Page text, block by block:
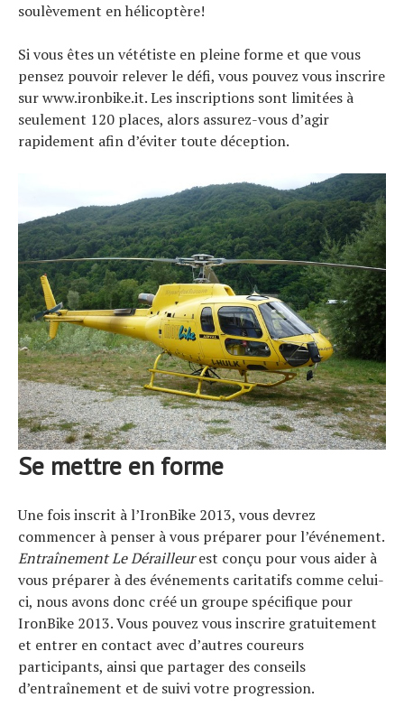
soulèvement en hélicoptère!
Si vous êtes un vététiste en pleine forme et que vous
pensez pouvoir relever le défi, vous pouvez vous inscrire
sur www.ironbike.it. Les inscriptions sont limitées à
seulement 120 places, alors assurez-vous d’agir
rapidement afin d’éviter toute déception.
Se mettre en forme
Une fois inscrit à l’IronBike 2013, vous devrez
commencer à penser à vous préparer pour l’événement.
Entraînement Le Dérailleurest conçu pour vous aider à
vous préparer à des événements caritatifs comme celui-
ci, nous avons donc créé un groupe spécifique pour
IronBike 2013. Vous pouvez vous inscrire gratuitement
et entrer en contact avec d’autres coureurs
participants, ainsi que partager des conseils
d’entraînement et de suivi votre progression.